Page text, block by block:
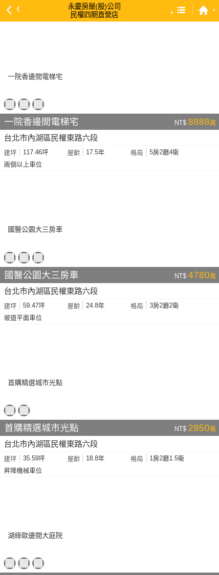
永慶房屋(股)公司
民權四期直營店
依建物坪數 大 → 小
依土地坪數 大 → 小
一院香邊間電梯宅 NT$ 8888萬
台北市內湖區民權東路六段
建坪 117.46坪 屋齡 17.5年 格局
5房2廳4衛
兩個以上車位
國醫公園大三房車 NT$ 4780萬
台北市內湖區民權東路六段
建坪 59.47坪 屋齡 24.8年 格局
3房2廳2衛
坡道平面車位
首購精選城市光點 NT$ 2850萬
台北市內湖區民權東路六段
建坪 35.59坪 屋齡 18.8年 格局
1房2廳1.5衛
昇降機械車位